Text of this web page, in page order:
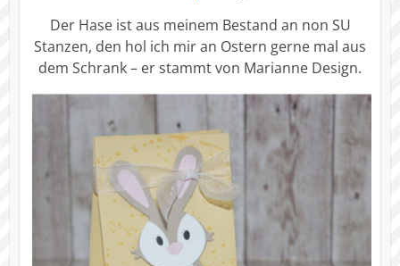
Der Hase ist aus meinem Bestand an non SU
Stanzen, den hol ich mir an Ostern gerne mal aus
dem Schrank – er stammt von Marianne Design.